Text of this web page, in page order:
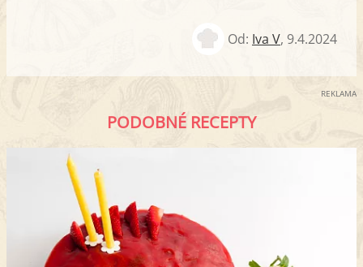
Od: Iva V, 9.4.2024
REKLAMA
PODOBNÉ RECEPTY